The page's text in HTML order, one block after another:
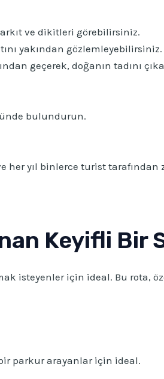
ve dikitleri görebilirsiniz.
yakından gözlemleyebilirsiniz.
geçerek, doğanın tadını
bulundurun.
her yıl binlerce turist tarafından
Keyifli Bir
isteyenler için ideal. Bu rota,
parkur arayanlar için ideal.